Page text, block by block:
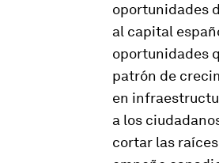
oportunidades
al capital
oportunidades
patrón de
en
a los
cortar las